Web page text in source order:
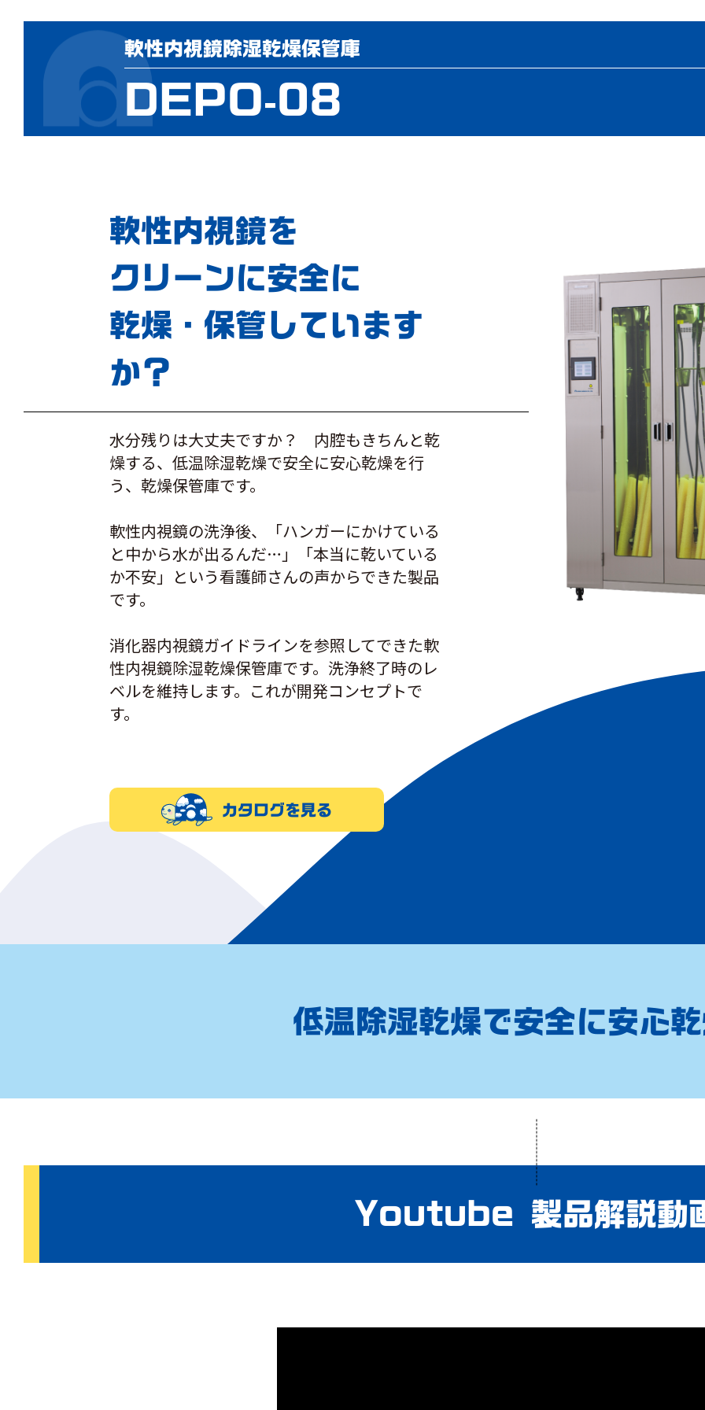
軟性内視鏡除湿乾燥保管庫
DEPO-08
軟性内視鏡を
クリーンに安全に
乾燥・保管しています
か？
水分残りは大丈夫ですか？ 内腔もきちんと乾
燥する、低温除湿乾燥で安全に安心乾燥を行
う、乾燥保管庫です。
軟性内視鏡の洗浄後、「ハンガーにかけている
と中から水が出るんだ…」「本当に乾いている
か不安」という看護師さんの声からできた製品
です。
消化器内視鏡ガイドラインを参照してできた軟
性内視鏡除湿乾燥保管庫です。洗浄終了時のレ
ベルを維持します。これが開発コンセプトで
す。
カタログを見る
低温除湿乾燥で安全に安心
Youtube 製品解説動